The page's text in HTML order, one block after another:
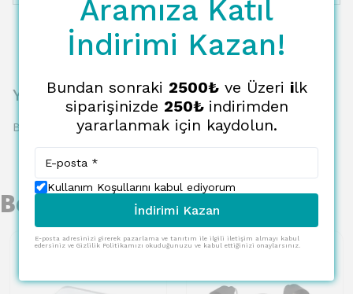
Yorumlar
Bu ürün için henüz yorum yapılmamış.
Benzer Ürünler
Aramıza Katıl
İndirimi Kazan!
Bundan sonraki 2500₺ve Üzeri ilk
siparişinizde 250₺ indirimden
yararlanmak için kaydolun.
Kullanım Koşullarını kabul ediyorum
İndirimi Kazan
E-posta adresinizi girerek pazarlama ve tanıtım ile ilgili iletişim almayı kabul
edersiniz ve Gizlilik Politikamızı okuduğunuzu ve kabul ettiğinizi onaylarsınız.